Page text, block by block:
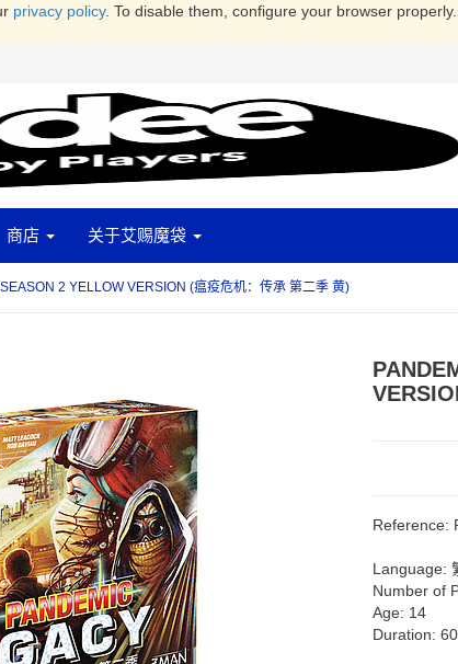
privacy policy. To disable them, configure your browser
商店 关于艾赐魔袋
2 YELLOW VERSION (瘟疫危机：传承 第二季 黄)
Reference:
Language:
Number of
Age: 14
Duration: 60